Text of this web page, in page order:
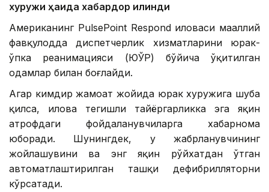
хуружи ҳақида хабардор қилинди
Американинг PulsePoint Respond иловаси маҳаллий
фавқулодда диспетчерлик хизматларини юрак-
ўпка реанимацияси (ЮЎР) бўйича ўқитилган
одамлар билан боғлайди.
Агар кимдир жамоат жойида юрак хуружига шубҳа
қилса, илова тегишли тайёргарликка эга яқин
атрофдаги фойдаланувчиларга хабарнома
юборади. Шунингдек, у жабрланувчининг
жойлашувини ва энг яқин рўйхатдан ўтган
автоматлаштирилган ташқи дефибрилляторни
кўрсатади.